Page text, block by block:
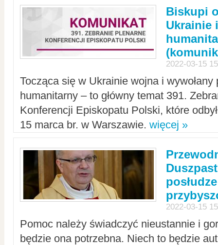
Biskupi
Ukrainie
2022-03-15
Tocząca się w Ukrainie wojna i
humanitarny – to główny temat 391.
Konferencji Episkopatu Polski, które
15 marca br. w Warszawie. więcej »
2022-03-15
Pomoc należy świadczyć nieustannie i
będzie ona potrzebna. Niech to będzie